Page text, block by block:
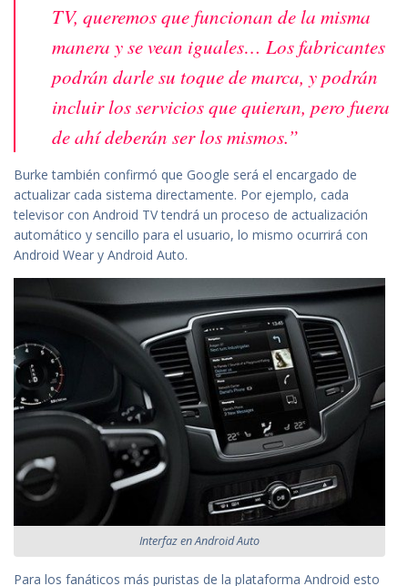
TV, queremos que funcionan de la misma
manera y se vean iguales… Los fabricantes
podrán darle su toque de marca, y podrán
incluir los servicios que quieran, pero fuera
de ahí deberán ser los mismos.”
Burke también confirmó que Google será el encargado de
actualizar cada sistema directamente. Por ejemplo, cada
televisor con Android TV tendrá un proceso de actualización
automático y sencillo para el usuario, lo mismo ocurrirá con
Android Wear y Android Auto.
Interfaz en Android Auto
Para los fanáticos más puristas de la plataforma Android esto